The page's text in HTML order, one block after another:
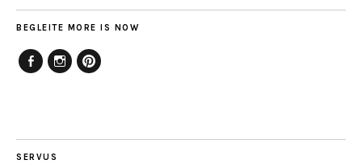
BEGLEITE MORE IS NOW
SERVUS